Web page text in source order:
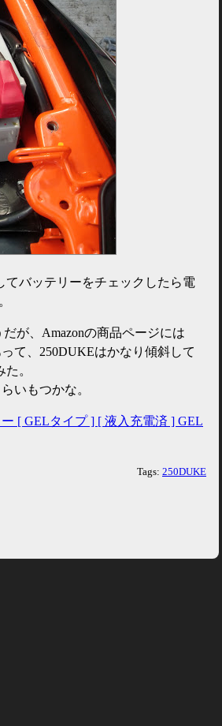
バッテリーをチェックしたら電
が、Amazonの商品ページには
て、250DUKEはかなり傾斜して
。
いもつかな。
[ GELタイプ ] [ 液入充電済 ] GEL
Tags: 250DUKE